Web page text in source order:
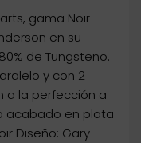
gama Noir
en su
de Tungsteno.
y con 2
a la perfección a
acabado en plata
Diseño: Gary